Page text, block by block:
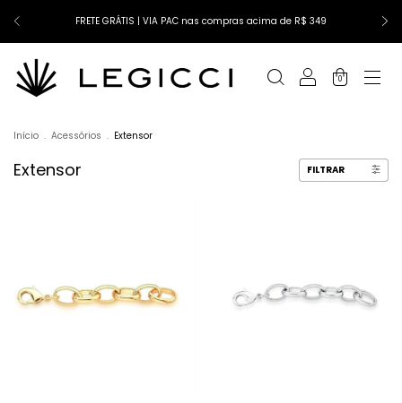
FRETE GRÁTIS | VIA PAC nas compras acima de R$ 349
0
Início . Acessórios . Extensor
Extensor FILTRAR